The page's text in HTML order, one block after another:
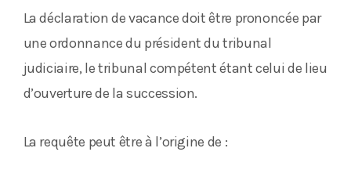
La déclaration de vacance doit être prononcée par
une ordonnance du président du tribunal
judiciaire, le tribunal compétent étant celui de lieu
d’ouverture de la succession.
La requête peut être à l’origine de :